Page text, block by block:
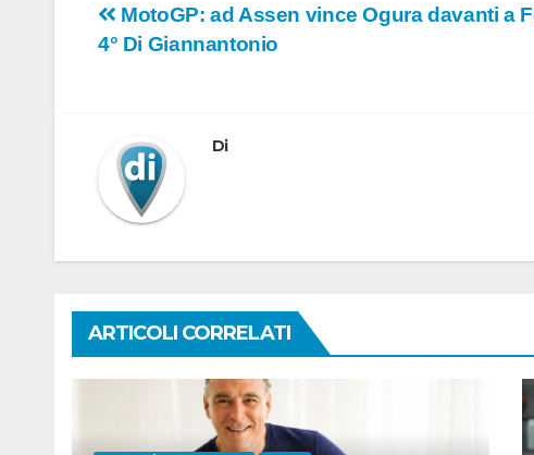
Navigazione
MotoGP: ad Assen vince Ogura davanti a
4° Di Giannantonio
Di
ARTICOLI CORRELATI